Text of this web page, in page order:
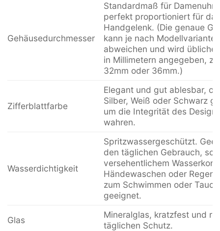
Gehäusedurchmesser
Standardmaß für
perfekt proportioniert für das
Handgelenk. (Die genaue
kann je nach Modellvariante
abweichen und wird
in Millimetern angegeben,
32mm oder 36mm.)
Zifferblattfarbe
Elegant und gut ablesbar,
Silber, Weiß oder Schwarz
um die Integrität des
wahren.
Wasserdichtigkeit
Spritzwassergeschützt.
den täglichen Gebrauch,
versehentlichem
Händewaschen oder Regen.
zum Schwimmen oder
geeignet.
Glas
Mineralglas, kratzfest und
täglichen Schutz.